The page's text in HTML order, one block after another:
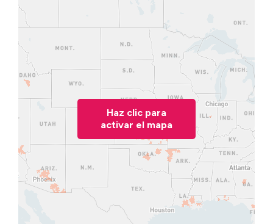
Haz clic para
activar el mapa